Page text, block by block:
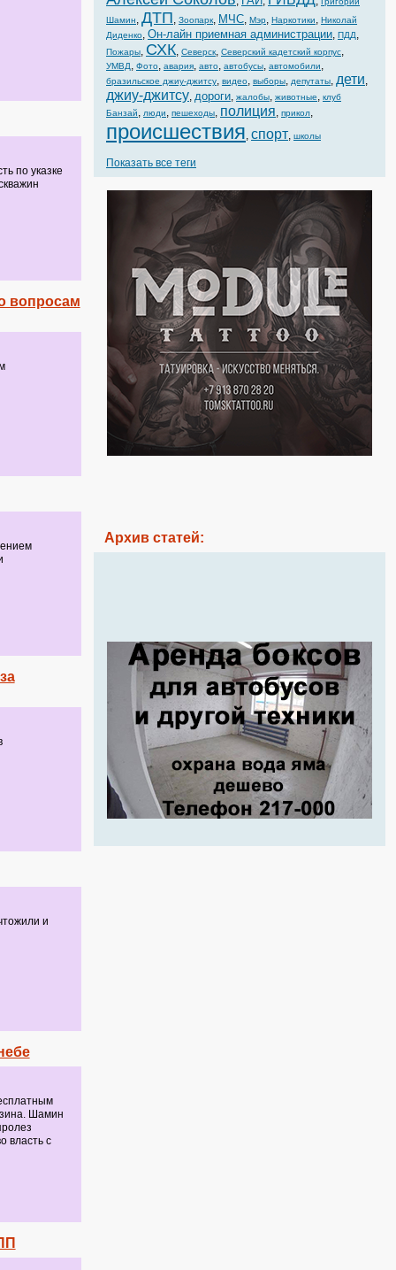
по указке
вопросам
и
Шамин
власть с
Шамин, ДТП, Зоопарк, МЧС, Мэр, Наркотики, Николай
Диденко, Он-лайн приемная администрации, ПДД,
Пожары, СХК, Северск, Северский кадетский корпус,
УМВД, Фото, авария, авто, автобусы, автомобили,
бразильское джиу-джитсу, видео, выборы, депутаты, дети,
джиу-джитсу, дороги, жалобы, животные, клуб
Банзай, люди, пешеходы, полиция, прикол,
происшествия, спорт, школы
Показать все теги
Архив статей: